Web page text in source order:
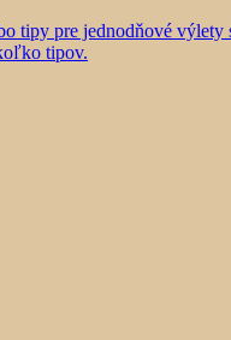
tipy pre jednodňové
tipov.